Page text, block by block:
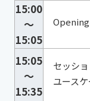
15:00
～
15:05
15:05
～
15:35
セッシ
ユース